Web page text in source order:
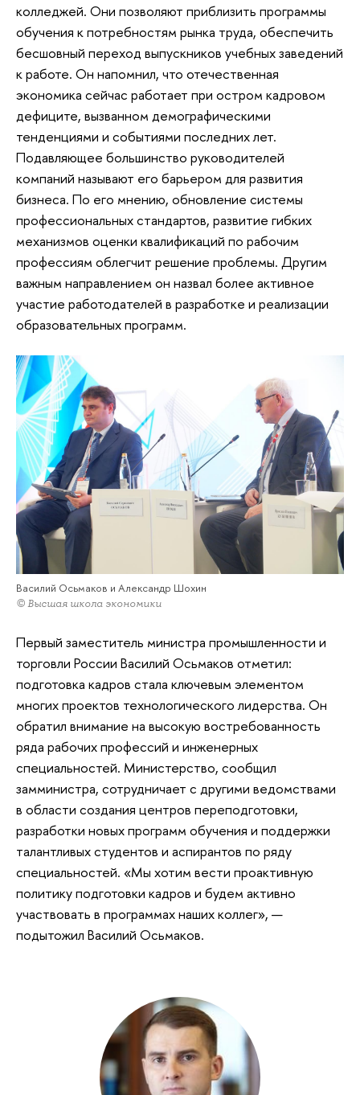
колледжей. Они позволяют приблизить программы
обучения к потребностям рынка труда, обеспечить
бесшовный переход выпускников учебных заведений
к работе. Он напомнил, что отечественная
экономика сейчас работает при остром кадровом
дефиците, вызванном демографическими
тенденциями и событиями последних лет.
Подавляющее большинство руководителей
компаний называют его барьером для развития
бизнеса. По его мнению, обновление системы
профессиональных стандартов, развитие гибких
механизмов оценки квалификаций по рабочим
профессиям облегчит решение проблемы. Другим
важным направлением он назвал более активное
участие работодателей в разработке и реализации
образовательных программ.
Василий Осьмаков и Александр Шохин
© Высшая школа экономики
Первый заместитель министра промышленности и
торговли России Василий Осьмаков отметил:
подготовка кадров стала ключевым элементом
многих проектов технологического лидерства. Он
обратил внимание на высокую востребованность
ряда рабочих профессий и инженерных
специальностей. Министерство, сообщил
замминистра, сотрудничает с другими ведомствами
в области создания центров переподготовки,
разработки новых программ обучения и поддержки
талантливых студентов и аспирантов по ряду
специальностей. «Мы хотим вести проактивную
политику подготовки кадров и будем активно
участвовать в программах наших коллег», —
подытожил Василий Осьмаков.